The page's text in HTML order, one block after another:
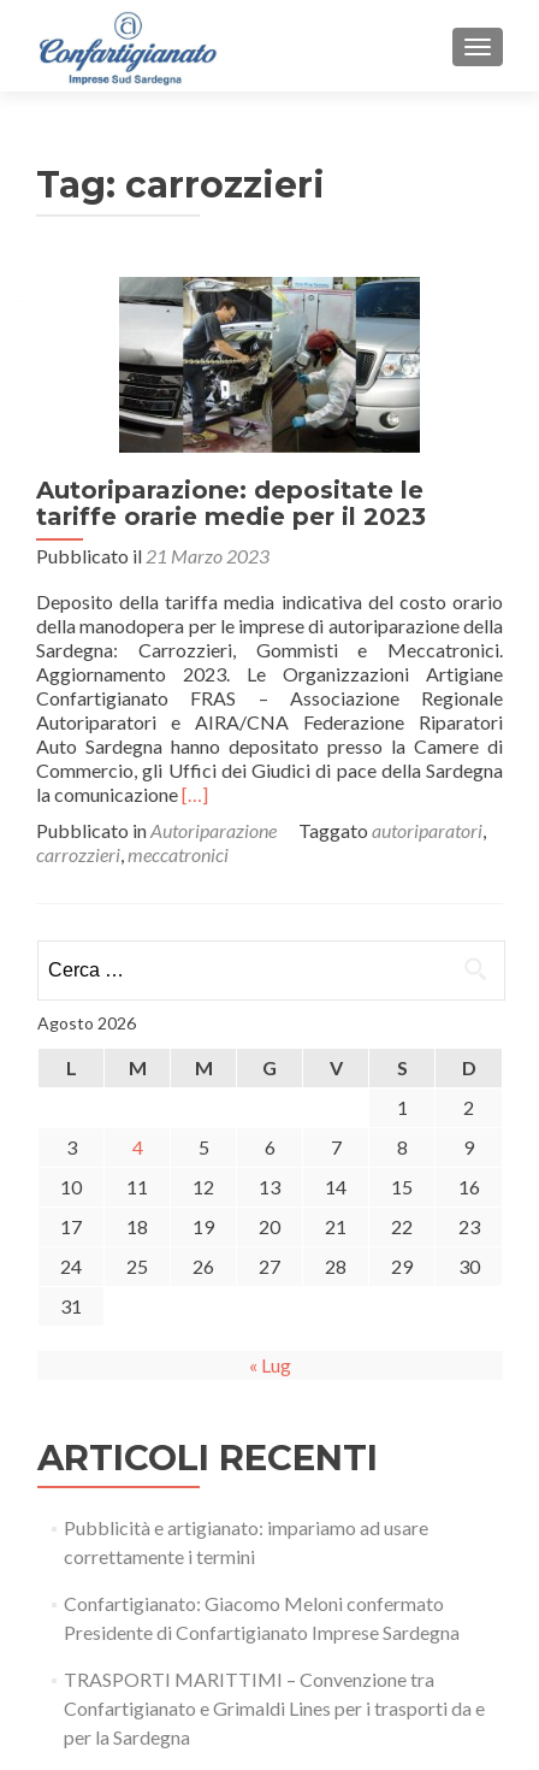
Tag: carrozzieri
Autoriparazione: depositate le
tariffe orarie medie per il 2023
Pubblicato il 21 Marzo 2023
Deposito della tariffa media indicativa del costo orario
della manodopera per le imprese di autoriparazione della
Sardegna: Carrozzieri, Gommisti e Meccatronici.
Aggiornamento 2023. Le Organizzazioni Artigiane
Confartigianato FRAS – Associazione Regionale
Autoriparatori e AIRA/CNA Federazione Riparatori
Auto Sardegna hanno depositato presso la Camere di
Commercio, gli Uffici dei Giudici di pace della Sardegna
la comunicazioneLeggi
piùAutoriparazione:
depositate
orarie
[…]
Pubblicato inAutoriparazione Taggato autoriparatori,
carrozzieri,meccatronici
per:
Agosto 2026
L M M G V S
D
1
2
3
4 5 6 7 8
9
10
11 12 13 14 15
16
17
18 19 20 21 22
23
24
25 26 27 28 29
30
31
« Lug
ARTICOLI RECENTI
Pubblicità e artigianato: impariamo ad usare
correttamente i termini
Confartigianato: Giacomo Meloni confermato
Presidente di Confartigianato Imprese Sardegna
TRASPORTI MARITTIMI – Convenzione tra
Confartigianato e Grimaldi Lines per i trasporti da e
per la Sardegna